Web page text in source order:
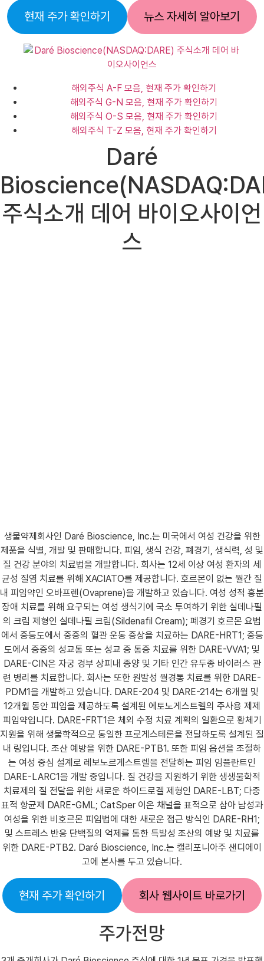
현재 주가 확인하기 뉴스 자세히 알아보기
해외주식 A-F 모음, 현재 주가 확인하기
해외주식 G-N 모음, 현재 주가 확인하기
해외주식 O-S 모음, 현재 주가 확인하기
해외주식 T-Z 모음, 현재 주가 확인하기
Daré
주식소개 데어 바이오사이언
스
생물약제회사인 Daré Bioscience, Inc.는 미국에서 여성 건강을 위한
제품을 식별, 개발 및 판매합니다. 피임, 생식 건강, 폐경기, 생식력, 성 및
질 건강 분야의 치료법을 개발합니다. 회사는 12세 이상 여성 환자의 세
균성 질염 치료를 위해 XACIATO를 제공합니다. 호르몬이 없는 월간 질
내 피임약인 오바프렌(Ovaprene)을 개발하고 있습니다. 여성 성적 흥분
장애 치료를 위해 요구되는 여성 생식기에 국소 투여하기 위한 실데나필
의 크림 제형인 실데나필 크림(Sildenafil Cream); 폐경기 호르몬 요법
에서 중등도에서 중증의 혈관 운동 증상을 치료하는 DARE-HRT1; 중등
도에서 중증의 성교통 또는 성교 중 통증 치료를 위한 DARE-VVA1; 및
DARE-CIN은 자궁 경부 상피내 종양 및 기타 인간 유두종 바이러스 관
련 병리를 치료합니다. 회사는 또한 원발성 월경통 치료를 위한 DARE-
PDM1을 개발하고 있습니다. DARE-204 및 DARE-214는 6개월 및
12개월 동안 피임을 제공하도록 설계된 에토노게스트렐의 주사용 제제
피임약입니다. DARE-FRT1은 체외 수정 치료 계획의 일환으로 황체기
지원을 위해 생물학적으로 동일한 프로게스테론을 전달하도록 설계된 질
내 링입니다. 조산 예방을 위한 DARE-PTB1. 또한 피임 옵션을 조절하
는 여성 중심 설계로 레보노르게스트렐을 전달하는 피임 임플란트인
DARE-LARC1을 개발 중입니다. 질 건강을 지원하기 위한 생생물학적
치료제의 질 전달을 위한 새로운 하이드로겔 제형인 DARE-LBT; 다중
표적 항균제 DARE-GML; CatSper 이온 채널을 표적으로 삼아 남성과
여성을 위한 비호르몬 피임법에 대한 새로운 접근 방식인 DARE-RH1;
및 스트레스 반응 단백질의 억제를 통한 특발성 조산의 예방 및 치료를
위한 DARE-PTB2. Daré Bioscience, Inc.는 캘리포니아주 샌디에이
고에 본사를 두고 있습니다.
현재 주가 확인하기 회사 웹사이트 바로가기
주가전망